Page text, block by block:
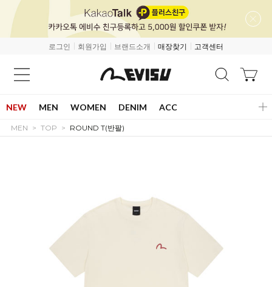
로그인 회원가입 브랜드소개 매장찾기 고객센터
NEW MEN WOMEN DENIM ACC
MEN TOP ROUND T(반팔)